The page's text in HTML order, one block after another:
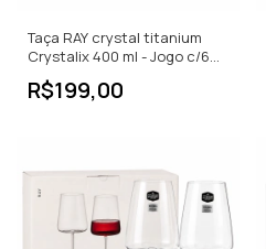
Taça RAY crystal titanium
Crystalix 400 ml - Jogo c/6
PCS
R$199,00